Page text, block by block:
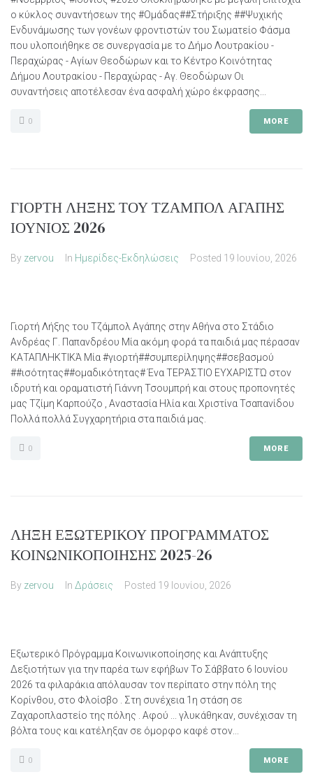
ο κύκλος συναντήσεων της #Ομάδας##Στήριξης ##Ψυχικής
Ενδυνάμωσης των γονέων φροντιστών του Σωματείο Φάσμα
που υλοποιήθηκε σε συνεργασία με το Δήμο Λουτρακίου -
Περαχώρας - Αγίων Θεοδώρων και το Κέντρο Κοινότητας
Δήμου Λουτρακίου - Περαχώρας - Αγ. Θεοδώρων Οι
συναντήσεις αποτέλεσαν ένα ασφαλή χώρο έκφρασης...
0 MORE
ΓΙΟΡΤΗ ΛΗΞΗΣ ΤΟΥ ΤΖΑΜΠΟΛ ΑΓΑΠΗΣ
ΙΟΥΝΙΟΣ 2026
By zervou In Ημερίδες-Εκδηλώσεις Posted 19 Ιουνίου, 2026
Γιορτή Λήξης του Τζάμπολ Αγάπης στην Αθήνα στο Στάδιο
Ανδρέας Γ. Παπανδρέου Μία ακόμη φορά τα παιδιά μας πέρασαν
ΚΑΤΑΠΛΗΚΤΙΚΆ Μία #γιορτή##συμπερίληψης##σεβασμού
##ισότητας##ομαδικότητας# Ένα ΤΕΡΆΣΤΙΟ ΕΥΧΑΡΙΣΤΏ στον
ιδρυτή και οραματιστή Γιάννη Τσουμπρή και στους προπονητές
μας Τζίμη Καρπούζο , Αναστασία Ηλία και Χριστίνα Τσαπανίδου
Πολλά πολλά Συγχαρητήρια στα παιδιά μας.
0 MORE
ΛΗΞΗ ΕΞΩΤΕΡΙΚΟΥ ΠΡΟΓΡΑΜΜΑΤΟΣ
ΚΟΙΝΩΝΙΚΟΠΟΙΗΣΗΣ 2025-26
By zervou In Δράσεις Posted 19 Ιουνίου, 2026
Εξωτερικό Πρόγραμμα Κοινωνικοποίησης και Ανάπτυξης
Δεξιοτήτων για την παρέα των εφήβων Το Σάββατο 6 Ιουνίου
2026 τα φιλαράκια απόλαυσαν τον περίπατο στην πόλη της
Κορίνθου, στο Φλοίσβο . Στη συνέχεια 1η στάση σε
Ζαχαροπλαστείο της πόλης . Αφού ... γλυκάθηκαν, συνέχισαν τη
βόλτα τους και κατέληξαν σε όμορφο καφέ στον...
0 MORE